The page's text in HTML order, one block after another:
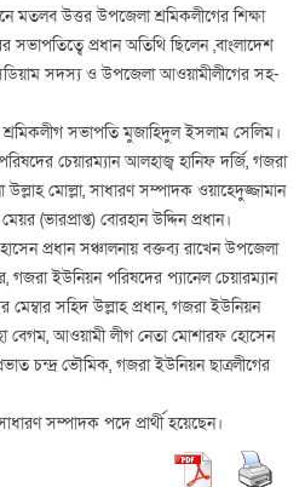
মতলব উত্তর উপজেলা শ্রমিকলীগের শিক্ষা
প্রধান অতিথি ছিলেন ,বাংলাদেশ
সদস্য ও উপজেলা আওয়ামীলীগের সহ-
সভাপতি মুজাহিদুল ইসলাম সেলিম।
চেয়ারম্যান আলহাজ্ব হানিফ দর্জি, গজরা
মোল্লা, সাধারণ সম্পাদক ওয়াহেদুজ্জামান
(ভারপ্রাপ্ত) বোরহান উদ্দিন প্রধান।
সঞ্চালনায় বক্তব্য রাখেন উপজেলা
গজরা ইউনিয়ন পরিষদের প্যানেল চেয়ারম্যান
মেম্বার সহিদ উল্লাহ প্রধান, গজরা ইউনিয়ন
বেগম, আওয়ামী লীগ নেতা মোশারফ হোসেন
চন্দ্র ভৌমিক, গজরা ইউনিয়ন ছাত্রলীগের
সম্পাদক পদে প্রার্থী হয়েছেন।